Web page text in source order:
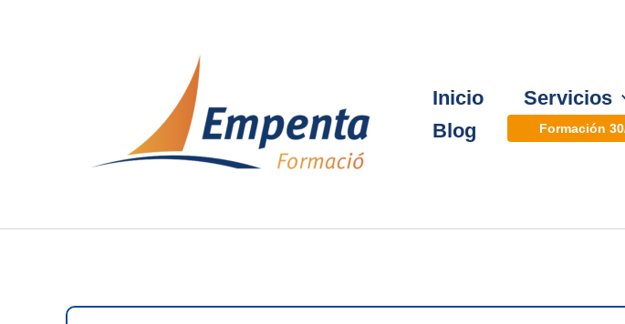
Inicio Servicios
Blog
Formación